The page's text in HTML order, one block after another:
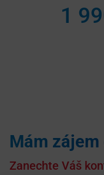
1
Mám
Zanechte Váš